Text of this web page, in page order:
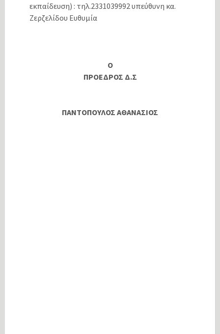
εκπαίδευση) : τηλ.2331039992 υπεύθυνη κα.
Ζερζελίδου Ευθυμία
Ο
ΠΡΟΕΔΡΟΣ Δ.Σ
ΠΑΝΤΟΠΟΥΛΟΣ ΑΘΑΝΑΣΙΟΣ